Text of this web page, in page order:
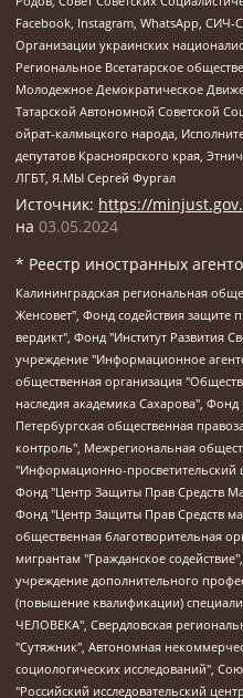
Facebook, Instagram, WhatsApp,
Организации украинских
Региональное Всетатарское
Молодежное Демократическое
Татарской Автономной Советской
ойрат-калмыцкого народа,
депутатов Красноярского края,
ЛГБТ, Я.МЫ Сергей Фургал
Источник: https://
на 03.05.2024
* Реестр иностранных
Калининградская региональная общественная организация "Экозащита!-Женсовет", Фонд содействия защите прав и свобод граждан "Общественный вердикт", Фонд "Институт Развития Свободы Информации", Частное учреждение "Информационное агентство МЕМО. РУ", Региональная общественная организация "Общественная комиссия по сохранению наследия академика Сахарова", Фонд поддержки свободы прессы, Санкт-Петербургская общественная правозащитная организация "Гражданский контроль", Межрегиональная общественная организация "Информационно-просветительский центр "Мемориал", Региональный Фонд "Центр Защиты Прав Средств Массовой Информации", с 05.12.2023 Фонд "Центр Защиты Прав Средств массовой информации", Региональная общественная благотворительная организация помощи беженцам и мигрантам "Гражданское содействие", Негосударственное образовательное учреждение дополнительного профессионального образования (повышение квалификации) специалистов "АКАДЕМИЯ ПО ПРАВАМ ЧЕЛОВЕКА", Свердловская региональная общественная организация "Сутяжник", Автономная некоммерческая организация "Центр независимых социологических исследований", Союз общественных объединений "Российский исследовательский центр по правам человека", Региональное общественное учреждение научно-информационный центр "МЕМОРИАЛ", Некоммерческая организация "Фонд защиты гласности", Автономная некоммерческая организация "Институт прав человека", Городская общественная организация "Екатеринбургское общество "МЕМОРИАЛ", Городская общественная организация "Рязанское историко-просветительское и правозащитное общество "Мемориал" (Рязанский Мемориал), Челябинский региональный орган общественной самодеятельности – женское общественное объединение "Женщины Евразии", Челябинский региональный орган общественной самодеятельности "Уральская правозащитная группа", Фонд содействия защите здоровья и социальной справедливости имени Андрея Рылькова, Автономная Некоммерческая Организация "Аналитический Центр Юрия Левады", Автономная некоммерческая организация социальной поддержки населения "Проект Апрель", Региональная общественная организация помощи женщинам и детям, находящимся в кризисной ситуации "Информационно-методический центр "Анна", Фонд содействия развитию массовых коммуникаций и правовому просвещению "Так-так-Так", Фонд содействия устойчивому развитию "Серебряная тайга", Свердловский региональный общественный фонд социальных проектов "Новое время", "Idel.Реалии", Кавказ.Реалии, Крым.Реалии, Телеканал Настоящее Время, Татаро-башкирская служба Радио Свобода (Azatliq Radiosi), Радио Свободная Европа/Радио Свобода (PCE/PC), "Сибирь.Реалии", "Фактограф", Благотворительный фонд помощи осужденным и их семьям, Автономная некоммерческая организация "Институт глобализации и социальных движений", Фонд "В защиту прав заключенных", Частное учреждение "Центр поддержки и содействия развитию средств массовой информации", Пензенский региональный общественный благотворительный фонд "Гражданский союз", "Север.Реалии", Некоммерческая организация Фонд "Правовая инициатива", Общество с ограниченной ответственностью "Радио Свободная Европа/Радио Свобода", Чешское информационное агентство "MEDIUM-ORIENT", Красноярская региональная общественная организация "Мы против СПИДа", Камалягин Денис Николаевич, Маркелов Сергей Евгеньевич, Пономарев Лев Александрович, Савицкая Людмила Алексеевна, Автономная некоммерческая организация "Центр по работе с проблемой насилия "НАСИЛИЮ.НЕТ", Межрегиональный профессиональный союз работников здравоохранения "Альянс врачей", Юридическое лицо, зарегистрированное в Латвийской Республике, SIA "Medusa Project" (регистрационный номер 40103797863, дата регистрации 10.06.2014), Некоммерческая организация "Фонд по борьбе с коррупцией", Автономная некоммерческая организация "Институт права и публичной политики", Баданин Роман Сергеевич, Гликин Максим Александрович, Железнова Мария Михайловна, Лукьянова Юлия Сергеевна, Маетная Елизавета Витальевна, Маняхин Петр Борисович, Чуракова Ольга Владимировна, Ярош Юлия Петровна, Юридическое лицо "The Insider SIA", зарегистрированное в Риге, Латвийская Республика (дата регистрации 26.06.2015), являющееся администратором доменного имени интернет-издания "The Insider SIA", https://theins.ru, Постернак Алексей Евгеньевич, Рубин Михаил Аркадьевич, Анин Роман Александрович, Юридическое лицо Istories fonds, зарегистрированное в Латвийской Республике (регистрационный номер 50008295751, дата регистрации 24.02.2020), Великовский Дмитрий Александрович, Долинина Ирина Николаевна, Мароховская Алеся Алексеевна, Шлейнов Роман Юрьевич, Шмагун Олеся Валентиновна, Общество с ограниченной ответственностью "Альтаир 2021", Общество с ограниченной ответственностью "Вега 2021", Общество с ограниченной ответственностью "Главный редактор 2021", Общество с ограниченной ответственностью "Ромашки монолит", Важенков Артем Валерьевич, Ивановская областная общественная организация "Центр гендерных исследований", Гурман Юрий Альбертович,